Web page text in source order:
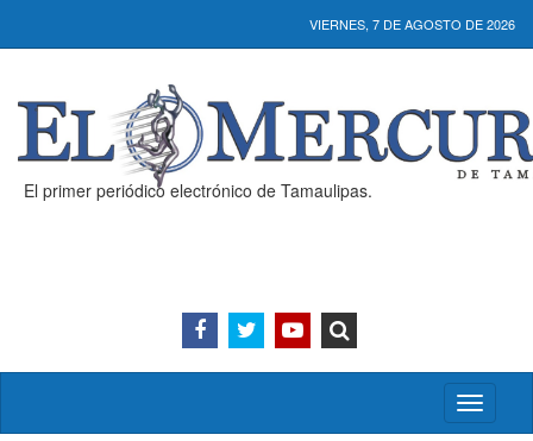
VIERNES, 7 DE AGOSTO DE 2026
El primer periódico electrónico de Tamaulipas.
Activar/
menú